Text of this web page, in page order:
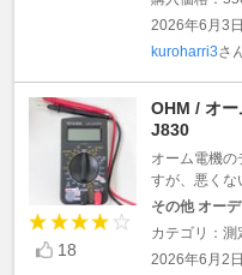
2026年6月3
kuroharri3さ
18
OHM / オ
J830
オーム電機
すが、悪くな
その他 オー
カテゴリ：測
2026年6月2